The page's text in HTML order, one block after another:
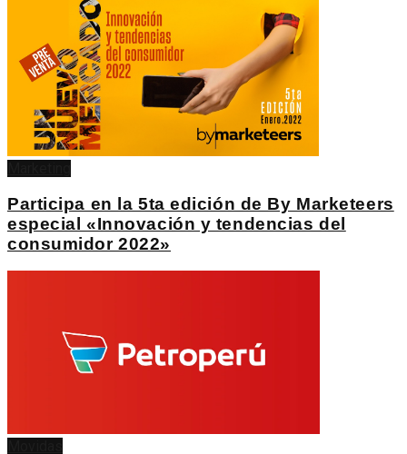
Participa en la 5ta edición de By Marketeers
especial «Innovación y tendencias del
consumidor 2022»